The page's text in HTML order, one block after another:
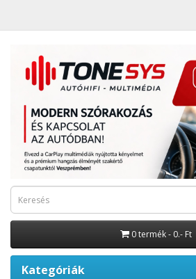
0 termék - 0.- Ft
Kategóriák